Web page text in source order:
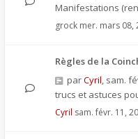
Manifestations
grock mer. mars 08,
Règles de la
parCyril, sam.
trucs et astuces
Cyril sam. févr. 11,